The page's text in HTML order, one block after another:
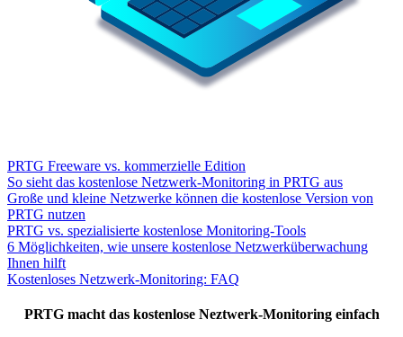
PRTG Freeware vs. kommerzielle Edition
So sieht das kostenlose Netzwerk-Monitoring in PRTG aus
Große und kleine Netzwerke können die kostenlose Version von
PRTG nutzen
PRTG vs. spezialisierte kostenlose Monitoring-Tools
6 Möglichkeiten, wie unsere kostenlose Netzwerküberwachung
Ihnen hilft
Kostenloses Netzwerk-Monitoring: FAQ
PRTG macht das kostenlose Neztwerk-Monitoring einfach